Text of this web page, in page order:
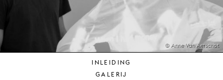
JONG
PUBLIEK
ONS
© Anne Van Aerschot
INLEIDING
GALERIJ